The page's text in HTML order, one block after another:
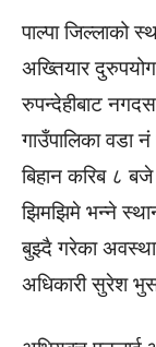
पाल्पा जिल्लाको
अख्तियार
रुपन्देहीबाट
गाउँपालिका वडा
बिहान करिब ८
झिमझिमे भन्ने
बुझ्दै गरेका
अधिकारी सुरेश